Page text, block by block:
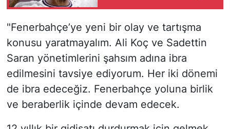
"Fenerbahçe’ye yeni bir olay ve tartışma
konusu yaratmayalım. Ali Koç ve Sadettin
Saran yönetimlerini şahsım adına ibra
edilmesini tavsiye ediyorum. Her iki dönemi
de ibra edeceğiz. Fenerbahçe yoluna birlik
ve beraberlik içinde devam edecek.